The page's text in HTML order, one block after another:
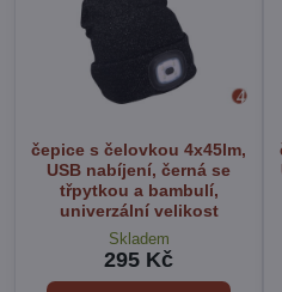
čepice s čelovkou 4x45lm,
USB nabíjení, černá se
třpytkou a bambulí,
univerzální velikost
Skladem
295 Kč